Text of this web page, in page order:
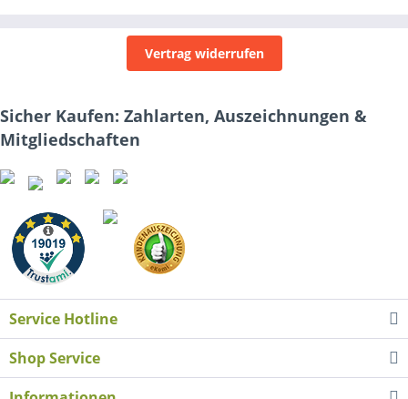
Vertrag widerrufen
Sicher Kaufen: Zahlarten, Auszeichnungen &
Mitgliedschaften
Service Hotline
Shop Service